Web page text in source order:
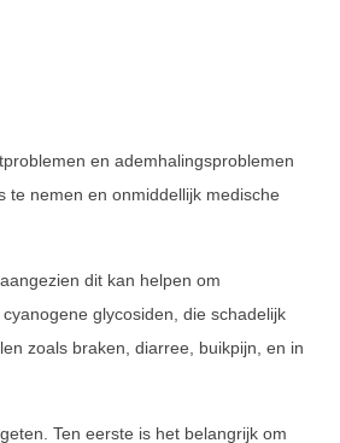
en ademhalingsproblemen
te nemen en onmiddellijk medische
dit kan helpen om
glycosiden, die schadelijk
zoals braken, diarree, buikpijn, en in
Ten eerste is het belangrijk om